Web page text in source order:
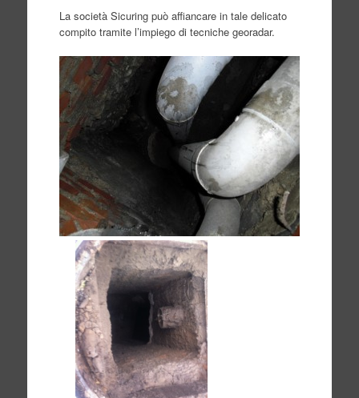
La società Sicuring può affiancare in tale delicato
compito tramite l’impiego di tecniche georadar.